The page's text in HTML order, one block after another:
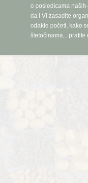
o posledicama naših
da i Vi zasadite
odakle početi, kako
štetočinama... pratite